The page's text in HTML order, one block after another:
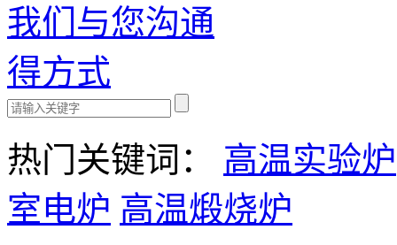
热门关键词： 高温实验炉
室电炉 高温煅烧炉